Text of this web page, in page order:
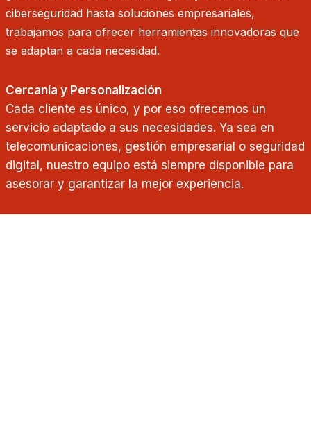
ciberseguridad hasta soluciones empresariales,
trabajamos para ofrecer herramientas innovadoras que
se adaptan a cada necesidad.
Cercanía y Personalización
Cada cliente es único, y por eso ofrecemos un
servicio adaptado a sus necesidades. Ya sea en
telecomunicaciones, gestión empresarial o seguridad
digital, nuestro equipo está siempre disponible para
asesorar y garantizar la mejor experiencia.